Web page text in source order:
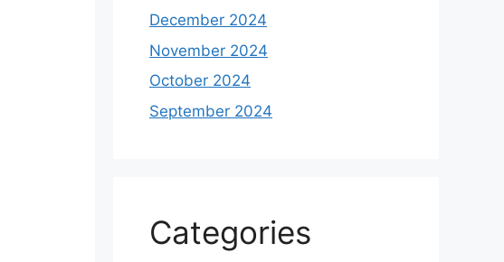
December 2024
November 2024
October 2024
September 2024
Categories